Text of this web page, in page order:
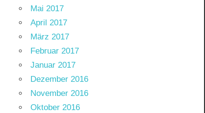
Mai 2017
April 2017
März 2017
Februar 2017
Januar 2017
Dezember 2016
November 2016
Oktober 2016